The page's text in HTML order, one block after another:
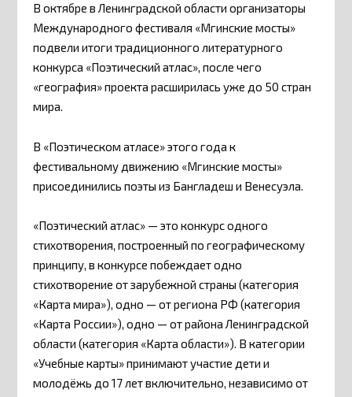
В октябре в Ленинградской области организаторы
Международного фестиваля «Мгинские мосты»
подвели итоги традиционного литературного
конкурса «Поэтический атлас», после чего
«география» проекта расширилась уже до 50 стран
мира.
В «Поэтическом атласе» этого года к
фестивальному движению «Мгинские мосты»
присоединились поэты из Бангладеш и Венесуэла.
«Поэтический атлас» — это конкурс одного
стихотворения, построенный по географическому
принципу, в конкурсе побеждает одно
стихотворение от зарубежной страны (категория
«Карта мира»), одно — от региона РФ (категория
«Карта России»), одно — от района Ленинградской
области (категория «Карта области»). В категории
«Учебные карты» принимают участие дети и
молодёжь до 17 лет включительно, независимо от